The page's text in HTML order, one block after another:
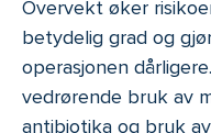
Overvekt øker
betydelig grad og
operasjonen
vedrørende bruk av
antibiotika og bruk